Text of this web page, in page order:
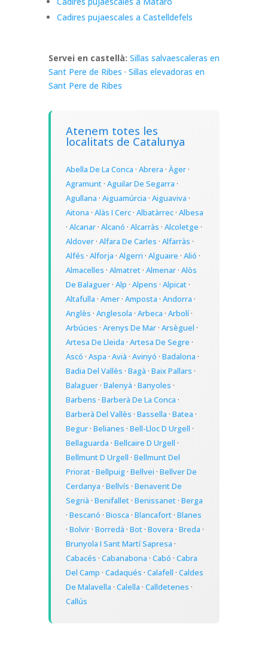
Cadires pujaescales a Castelldefels
Servei en castellà: Sillas salvaescaleras en
Sant Pere de Ribes · Sillas elevadoras en
Sant Pere de Ribes
Atenem totes les
localitats de Catalunya
Abella De La Conca · Abrera · Àger·
Agramunt· Aguilar De Segarra ·
Agullana · Aiguamúrcia · Aiguaviva ·
Aitona · Alàs I Cerc· Albatàrrec· Albesa
· Alcanar· Alcanó · Alcarràs · Alcoletge ·
Aldover· Alfara De Carles · Alfarràs ·
Alfés · Alforja · Algerri · Alguaire · Alió ·
Almacelles · Almatret· Almenar· Alòs
De Balaguer· Alp · Alpens · Alpicat·
Altafulla · Amer· Amposta · Andorra ·
Anglès · Anglesola · Arbeca · Arbolí·
Arbúcies · Arenys De Mar· Arsèguel ·
Artesa De Lleida · Artesa De Segre ·
Ascó · Aspa · Avià · Avinyó · Badalona ·
Badia Del Vallès · Bagà · Baix Pallars ·
Balaguer· Balenyà · Banyoles ·
Barbens · Barberà De La Conca ·
Barberà Del Vallès · Bassella · Batea ·
Begur· Belianes · Bell-Lloc D Urgell ·
Bellaguarda · Bellcaire D Urgell ·
Bellmunt D Urgell · Bellmunt Del
Priorat· Bellpuig· Bellvei · Bellver De
Cerdanya · Bellvís · Benavent De
Segrià · Benifallet· Benissanet· Berga
· Bescanó · Biosca · Blancafort· Blanes
· Bolvir· Borredà · Bot· Bovera · Breda ·
Brunyola I Sant Martí Sapresa ·
Cabacés · Cabanabona · Cabó · Cabra
Del Camp · Cadaqués · Calafell · Caldes
De Malavella · Calella · Calldetenes ·
Callús